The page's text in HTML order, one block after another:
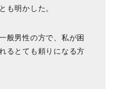
も明かした。
般男性の方で、私が困
るとても頼りになる方